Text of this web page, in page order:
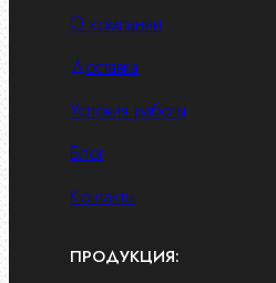
О компании
Доставка
Условия работы
Блог
Контакты
ПРОДУКЦИЯ: